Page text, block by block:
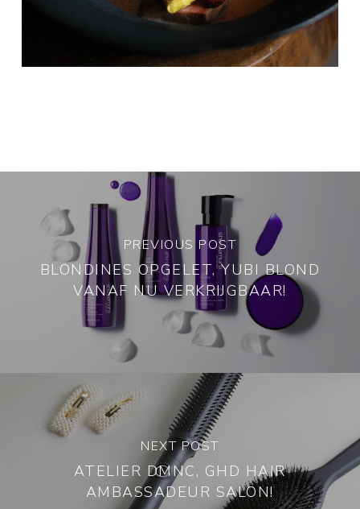
PREVIOUS POST
BLONDINES OPGELET, YUBI BLOND
VANAF NU VERKRIJGBAAR!
NEXT POST
ATELIER DMNC, GHD HAIR
AMBASSADEUR SALON!